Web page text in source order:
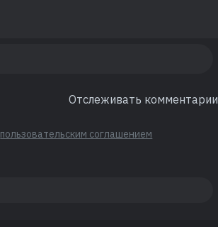
Отслеживать комментарии
пользовательским соглашением